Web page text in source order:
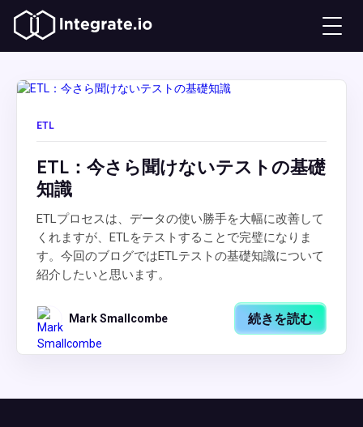
ETL
ETL：今さら聞けないテストの基礎
知識
ETLプロセスは、データの使い勝手を大幅に改善して
くれますが、ETLをテストすることで完璧になりま
す。今回のブログではETLテストの基礎知識について
紹介したいと思います。
Mark Smallcombe 続きを読む